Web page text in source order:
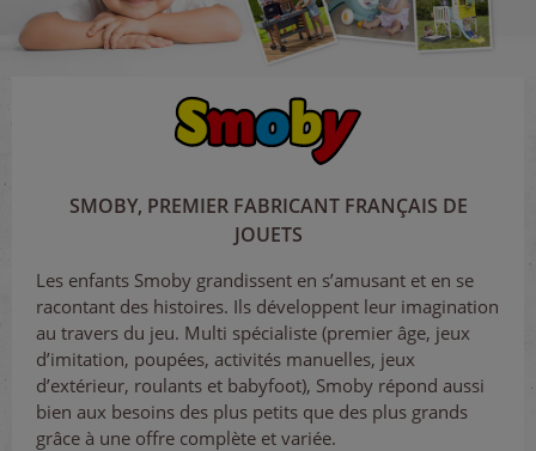
SMOBY, PREMIER FABRICANT FRANÇAIS DE
JOUETS
Les enfants Smoby grandissent en s’amusant et en se
racontant des histoires. Ils développent leur imagination
au travers du jeu. Multi spécialiste (premier âge, jeux
d’imitation, poupées, activités manuelles, jeux
d’extérieur, roulants et babyfoot), Smoby répond aussi
bien aux besoins des plus petits que des plus grands
grâce à une offre complète et variée.